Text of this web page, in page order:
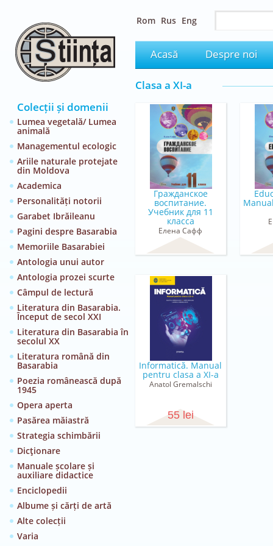
Colecții și domenii
Lumea vegetală/ Lumea
animală
Managementul ecologic
Ariile naturale protejate
din Moldova
Academica
Personalități notorii
Garabet Ibrăileanu
Pagini despre Basarabia
Memoriile Basarabiei
Antologia unui autor
Antologia prozei scurte
Câmpul de lectură
Literatura din Basarabia.
Început de secol XXI
Literatura din Basarabia în
secolul XX
Literatura română din
Basarabia
Poezia românească după
1945
Opera aperta
Pasărea măiastră
Strategia schimbării
Dicţionare
Manuale școlare și
auxiliare didactice
Enciclopedii
Albume și cărți de artă
Alte colecții
Varia
Rom Rus Eng
Acasă Despre noi
Clasa a XI-a
Гражданское
воспитание.
Учебник для 11
класса
Елена Сафф
Informatică. Manual
pentru clasa a XI-a
Anatol Gremalschi
55 lei